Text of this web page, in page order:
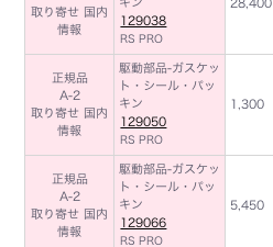
取り寄せ 国内
情報
129038
RS PRO
28,400
正規品
A-2
取り寄せ 国内
情報
駆動部品-ガスケッ
ト・シール・パッ
キン
129050
RS PRO
1,300
正規品
A-2
取り寄せ 国内
情報
駆動部品-ガスケッ
ト・シール・パッ
キン
129066
RS PRO
5,450